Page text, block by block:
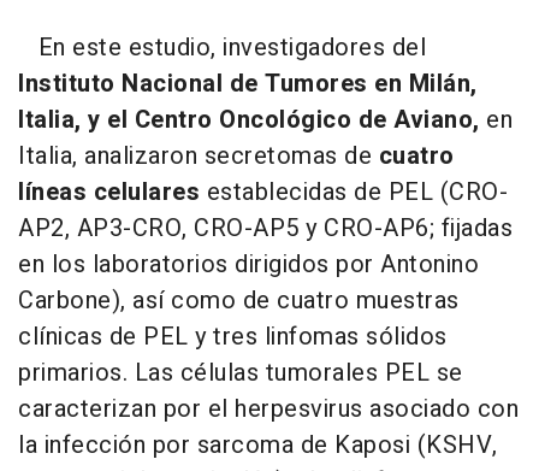
En este estudio, investigadores del
Instituto Nacional de Tumores en Milán,
Italia, y el Centro Oncológico de Aviano, en
Italia, analizaron secretomas de cuatro
líneas celulares establecidas de PEL (CRO-
AP2, AP3-CRO, CRO-AP5 y CRO-AP6; fijadas
en los laboratorios dirigidos por Antonino
Carbone), así como de cuatro muestras
clínicas de PEL y tres linfomas sólidos
primarios. Las células tumorales PEL se
caracterizan por el herpesvirus asociado con
la infección por sarcoma de Kaposi (KSHV,